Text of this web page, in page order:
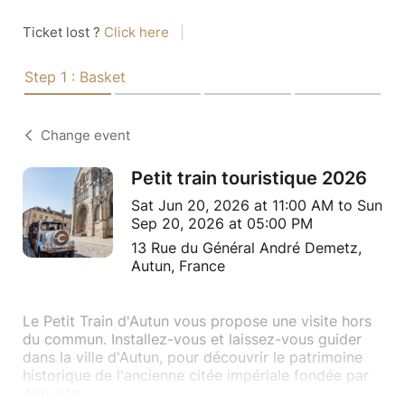
Ticket lost ? Click here
Step 1 : Basket
Change event
Petit train touristique 2026
Sat Jun 20, 2026 at 11:00 AM to Sun
Sep 20, 2026 at 05:00 PM
13 Rue du Général André Demetz,
Autun, France
Le Petit Train d'Autun vous propose une visite hors
du commun. Installez-vous et laissez-vous guider
dans la ville d'Autun, pour découvrir le patrimoine
historique de l'ancienne citée impériale fondée par